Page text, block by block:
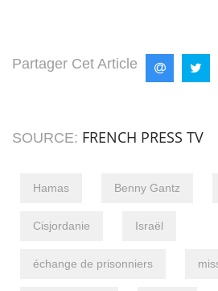
Partager Cet Article
SOURCE: FRENCH PRESS TV
Hamas Benny Gantz
Cisjordanie Israël
échange de prisonniers